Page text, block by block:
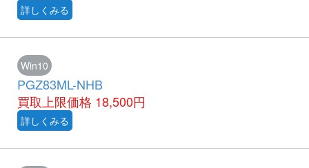
詳しくみる
Win10
PGZ83ML-NHB
買取上限価格 18,500円
詳しくみる